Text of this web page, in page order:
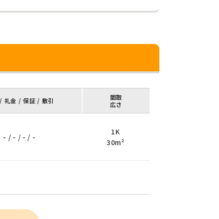
礼金 / 保証 / 敷引
間取
広さ
- / - / - / -
1K
30m²